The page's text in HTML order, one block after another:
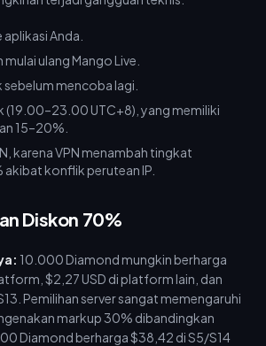
Anda.
ulang Mango Live.
mencoba lagi.
(19.00–23.00 UTC+8), yang memiliki
15–20%.
karena VPN menambah tingkat
akibat konflik perutean IP.
Diskon 70%
10.000 Diamond mungkin berharga
$2,27 USD di platform lain, dan
Pemilihan server sangat memengaruhi
markup 30% dibandingkan
Diamond berharga $38,42 di S5/S14